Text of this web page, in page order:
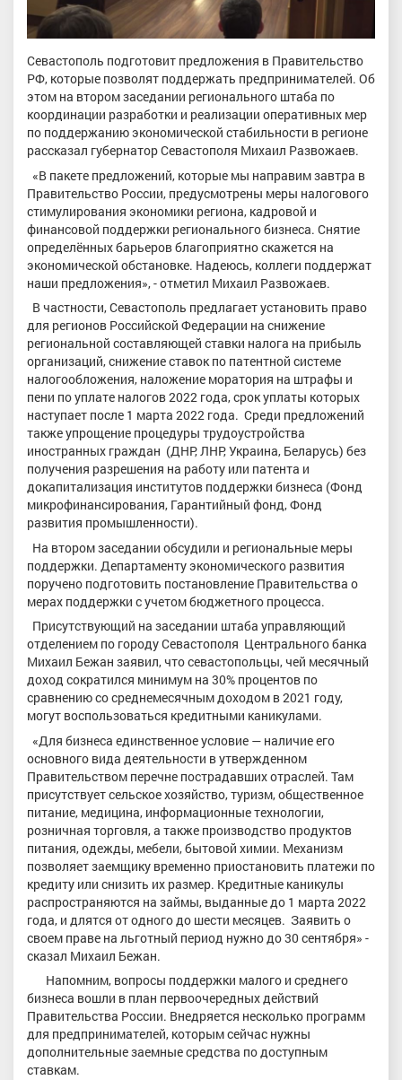
Севастополь подготовит предложения в Правительство
РФ, которые позволят поддержать предпринимателей. Об
этом на втором заседании регионального штаба по
координации разработки и реализации оперативных мер
по поддержанию экономической стабильности в регионе
рассказал губернатор Севастополя Михаил Развожаев.
«В пакете предложений, которые мы направим завтра в
Правительство России, предусмотрены меры налогового
стимулирования экономики региона, кадровой и
финансовой поддержки регионального бизнеса. Снятие
определённых барьеров благоприятно скажется на
экономической обстановке. Надеюсь, коллеги поддержат
наши предложения», - отметил Михаил Развожаев.
В частности, Севастополь предлагает установить право
для регионов Российской Федерации на снижение
региональной составляющей ставки налога на прибыль
организаций, снижение ставок по патентной системе
налогообложения, наложение моратория на штрафы и
пени по уплате налогов 2022 года, срок уплаты которых
наступает после 1 марта 2022 года. Среди предложений
также упрощение процедуры трудоустройства
иностранных граждан (ДНР, ЛНР, Украина, Беларусь) без
получения разрешения на работу или патента и
докапитализация институтов поддержки бизнеса (Фонд
микрофинансирования, Гарантийный фонд, Фонд
развития промышленности).
На втором заседании обсудили и региональные меры
поддержки. Департаменту экономического развития
поручено подготовить постановление Правительства о
мерах поддержки с учетом бюджетного процесса.
Присутствующий на заседании штаба управляющий
отделением по городу Севастополя Центрального банка
Михаил Бежан заявил, что севастопольцы, чей месячный
доход сократился минимум на 30% процентов по
сравнению со среднемесячным доходом в 2021 году,
могут воспользоваться кредитными каникулами.
«Для бизнеса единственное условие — наличие его
основного вида деятельности в утвержденном
Правительством перечне пострадавших отраслей. Там
присутствует сельское хозяйство, туризм, общественное
питание, медицина, информационные технологии,
розничная торговля, а также производство продуктов
питания, одежды, мебели, бытовой химии. Механизм
позволяет заемщику временно приостановить платежи по
кредиту или снизить их размер. Кредитные каникулы
распространяются на займы, выданные до 1 марта 2022
года, и длятся от одного до шести месяцев. Заявить о
своем праве на льготный период нужно до 30 сентября» -
сказал Михаил Бежан.
Напомним, вопросы поддержки малого и среднего
бизнеса вошли в план первоочередных действий
Правительства России. Внедряется несколько программ
для предпринимателей, которым сейчас нужны
дополнительные заемные средства по доступным
ставкам.